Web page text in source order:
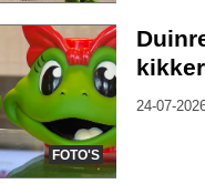
FOTO'S
24-07-